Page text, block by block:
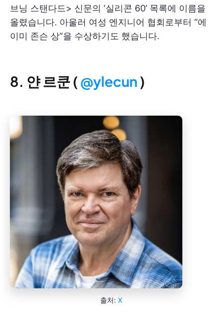
브닝 스탠다드> 신문의 ‘실리콘 60’ 목록에 이름을
올렸습니다. 아울러 여성 엔지니어 협회로부터 “에
이미 존슨 상”을 수상하기도 했습니다.
8. 얀 르쿤 ( @ylecun )
출처: X